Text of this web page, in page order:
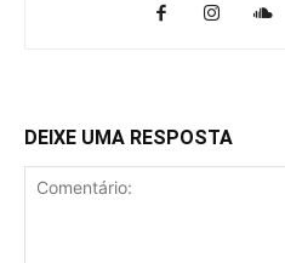
DEIXE UMA RESPOSTA